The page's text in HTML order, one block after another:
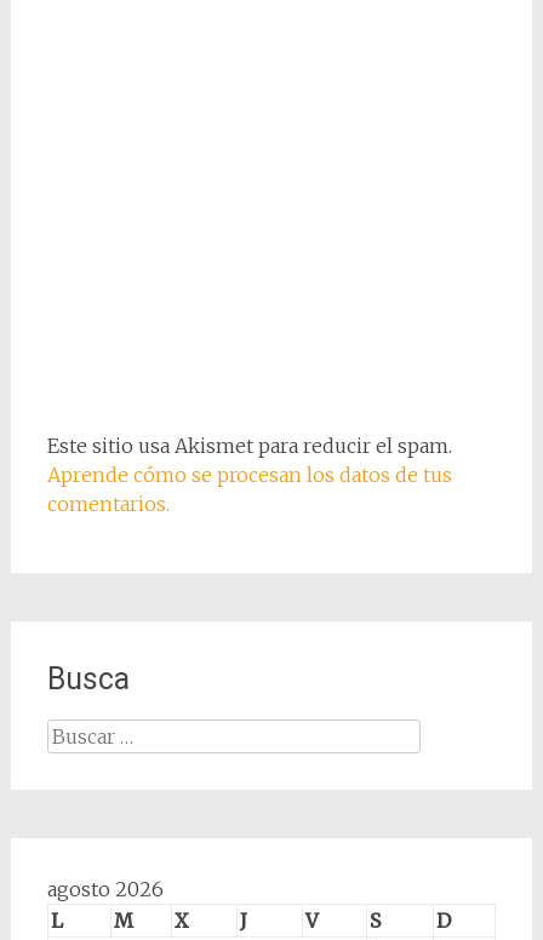
Este sitio usa Akismet para reducir el spam.
Aprende cómo se procesan los datos de tus
comentarios.
Busca
Buscar:
agosto 2026
L
M X J V S
D